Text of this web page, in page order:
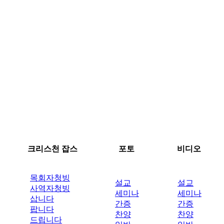
크리스천 잡스 포토 비디오
목회자청빙
사역자청빙
삽니다
팝니다
드립니다
설교
세미나
간증
찬양
설교
세미나
간증
찬양